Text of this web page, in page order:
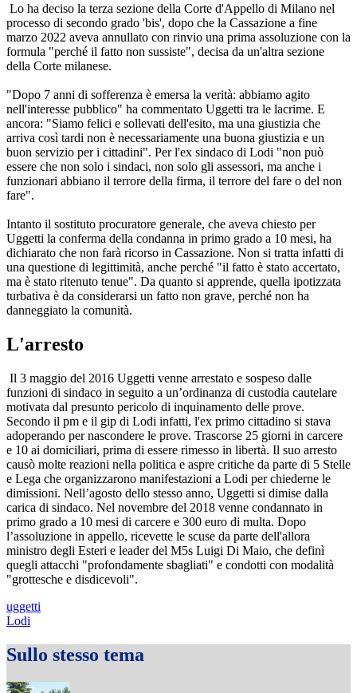
Lo ha deciso la terza sezione della Corte d'Appello di Milano nel
processo di secondo grado 'bis', dopo che la Cassazione a fine
marzo 2022 aveva annullato con rinvio una prima assoluzione con la
formula "perché il fatto non sussiste", decisa da un'altra sezione
della Corte milanese.
"Dopo 7 anni di sofferenza è emersa la verità: abbiamo agito
nell'interesse pubblico" ha commentato Uggetti tra le lacrime. E
ancora: "Siamo felici e sollevati dell'esito, ma una giustizia che
arriva così tardi non è necessariamente una buona giustizia e un
buon servizio per i cittadini". Per l'ex sindaco di Lodi "non può
essere che non solo i sindaci, non solo gli assessori, ma anche i
funzionari abbiano il terrore della firma, il terrore del fare o del non
fare".
Intanto il sostituto procuratore generale, che aveva chiesto per
Uggetti la conferma della condanna in primo grado a 10 mesi, ha
dichiarato che non farà ricorso in Cassazione. Non si tratta infatti di
una questione di legittimità, anche perché "il fatto è stato accertato,
ma è stato ritenuto tenue". Da quanto si apprende, quella ipotizzata
turbativa è da considerarsi un fatto non grave, perché non ha
danneggiato la comunità.
L'arresto
Il 3 maggio del 2016 Uggetti venne arrestato e sospeso dalle
funzioni di sindaco in seguito a un’ordinanza di custodia cautelare
motivata dal presunto pericolo di inquinamento delle prove.
Secondo il pm e il gip di Lodi infatti, l'ex primo cittadino si stava
adoperando per nascondere le prove. Trascorse 25 giorni in carcere
e 10 ai domiciliari, prima di essere rimesso in libertà. Il suo arresto
causò molte reazioni nella politica e aspre critiche da parte di 5 Stelle
e Lega che organizzarono manifestazioni a Lodi per chiederne le
dimissioni. Nell’agosto dello stesso anno, Uggetti si dimise dalla
carica di sindaco. Nel novembre del 2018 venne condannato in
primo grado a 10 mesi di carcere e 300 euro di multa. Dopo
l’assoluzione in appello, ricevette le scuse da parte dell'allora
ministro degli Esteri e leader del M5s Luigi Di Maio, che definì
quegli attacchi "profondamente sbagliati" e condotti con modalità
"grottesche e disdicevoli".
uggetti
Lodi
Sullo stesso tema